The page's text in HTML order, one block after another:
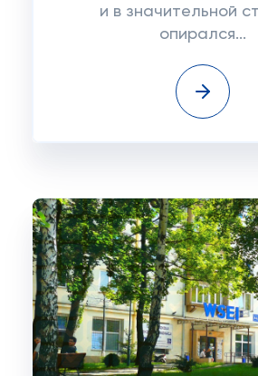
и в значительной
опирался...